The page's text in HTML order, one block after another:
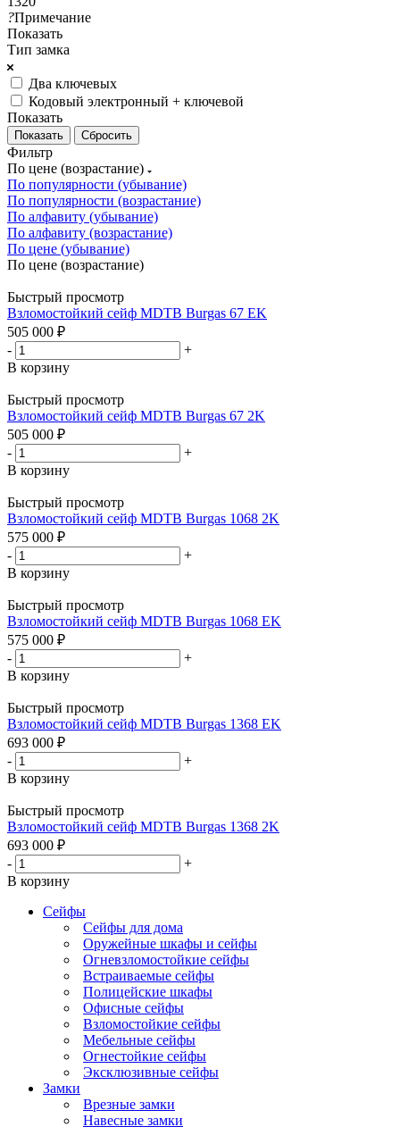
?Примечание
Показать
Тип замка
Два ключевых
Кодовый электронный + ключевой
Показать
Сбросить
Фильтр
По цене (возрастание)
По популярности (убывание)
По популярности (возрастание)
По алфавиту (убывание)
По алфавиту (возрастание)
По цене (убывание)
По цене (возрастание)
Быстрый просмотр
Взломостойкий сейф MDTB Burgas 67 EK
505 000 ₽
-
+
В корзину
Быстрый просмотр
Взломостойкий сейф MDTB Burgas 67 2K
505 000 ₽
-
+
В корзину
Быстрый просмотр
Взломостойкий сейф MDTB Burgas 1068 2K
575 000 ₽
-
+
В корзину
Быстрый просмотр
Взломостойкий сейф MDTB Burgas 1068 EK
575 000 ₽
-
+
В корзину
Быстрый просмотр
Взломостойкий сейф MDTB Burgas 1368 EK
693 000 ₽
-
+
В корзину
Быстрый просмотр
Взломостойкий сейф MDTB Burgas 1368 2K
693 000 ₽
-
+
В корзину
Сейфы
Сейфы для дома
Оружейные шкафы и сейфы
Огневзломостойкие сейфы
Встраиваемые сейфы
Полицейские шкафы
Офисные сейфы
Взломостойкие сейфы
Мебельные сейфы
Огнестойкие сейфы
Эксклюзивные сейфы
Замки
Врезные замки
Навесные замки